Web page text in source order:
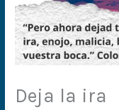
Deja la ira